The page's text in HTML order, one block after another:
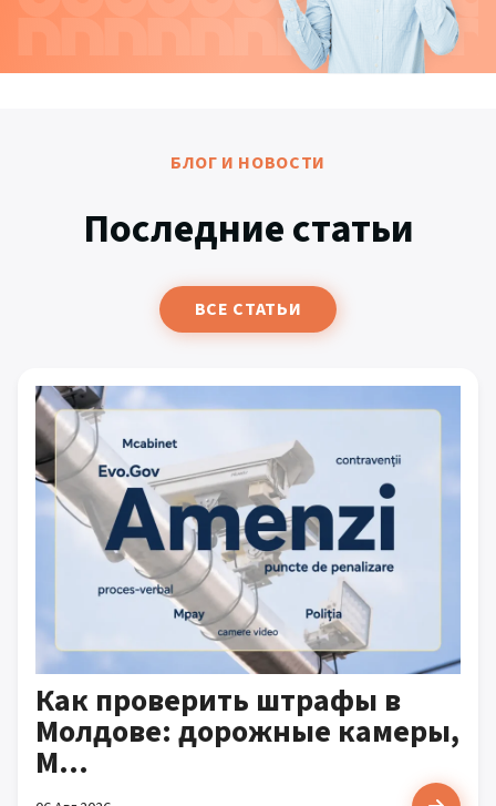
БЛОГ И НОВОСТИ
Последние статьи
ВСЕ СТАТЬИ
Как проверить штрафы в
Молдове: дорожные камеры,
M...